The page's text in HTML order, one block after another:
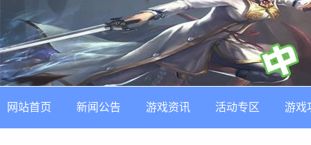
网站首页 新闻公告 游戏资讯 活动专区 游戏